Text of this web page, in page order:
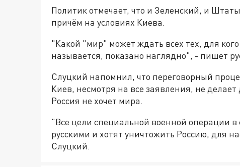
Политик отмечает, что и Зеленский, и
причём на условиях Киева.
"Какой "мир" может ждать всех тех, для кого
называется, показано наглядно", - пишет
Слуцкий напомнил, что переговорный
Киев, несмотря на все заявления, не
Россия не хочет мира.
"Все цели специальной военной операции
русскими и хотят уничтожить Россию, для
Слуцкий.